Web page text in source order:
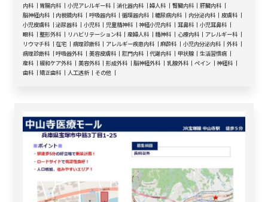
内科 胃腸内科 小児アレルギー科 消化器内科 婦人科 腎臓内科
肝臓内科
脳神経内科
内視鏡内科 呼吸器内科 循環器内科 糖尿病内科 内分泌内科
皮膚科
小児皮膚科
泌尿器科 小児科 児童精神科 神経小児内科 耳鼻科
小児耳鼻科
眼科
整形外科 リハビリテーション科 産婦人科 精神科 心療内科
アレルギー科
リウマチ科
在宅 病理診断科 アレルギー疾患内科 麻酔科 小児内分泌内科
外科
病理診断科
呼吸器外科 美容皮膚科 肛門内科 代謝内科 甲状腺
生活習慣病
産科
緩和ケア外科 美容外科 形成外科 脳神経外科 乳腺外科 ペイン
神経科
歯科
矯正歯科 人工透析 その他